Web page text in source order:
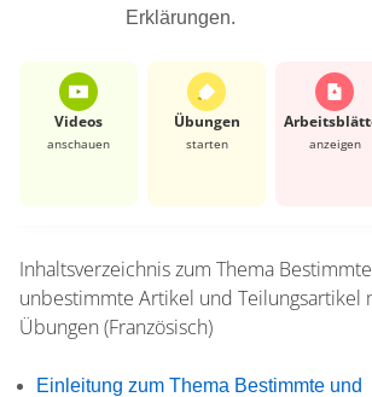
Erklärungen.
Videos
anschauen
Übungen
starten anzeigen
Inhaltsverzeichnis zum Thema
unbestimmte Artikel und Teilungsartikel
Übungen (Französisch)
Einleitung zum Thema Bestimmte und